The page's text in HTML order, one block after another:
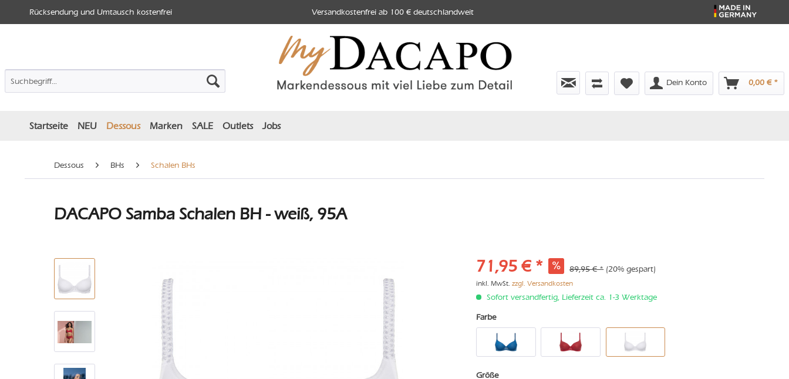
Rücksendung und Umtausch kostenfrei Versandkostenfrei ab 100 € deutschlandweit
Dein Konto 0,00 € *
Startseite NEU Dessous Marken SALE Outlets Jobs
Dessous BHs Schalen BHs
DACAPO Samba Schalen BH - weiß, 95A
71,95 € * 89,95 € * (20% gespart)
inkl. MwSt.zzgl. Versandkosten
Sofort versandfertig, Lieferzeit ca. 1-3 Werktage
Farbe
Größe